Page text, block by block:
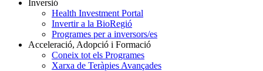
Inversió
Health Investment Portal
Invertir a la BioRegió
Programes per a inversors/es
Acceleració, Adopció i Formació
Coneix tot els Programes
Xarxa de Teràpies Avançades